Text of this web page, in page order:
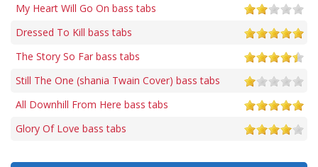
My Heart Will Go On bass tabs
Dressed To Kill bass tabs
The Story So Far bass tabs
Still The One (shania Twain Cover) bass tabs
All Downhill From Here bass tabs
Glory Of Love bass tabs